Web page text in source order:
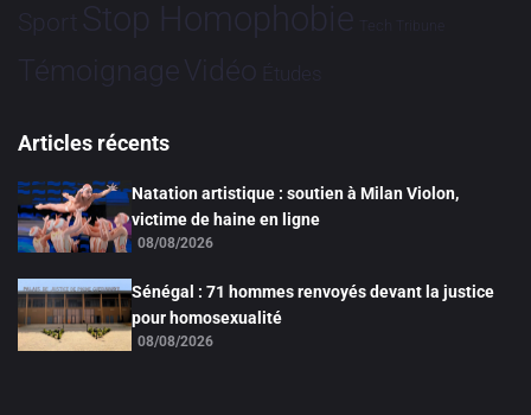
Sport Stop Homophobie Tech Tribune
TémoignageVidéo Études
Articles récents
Natation artistique : soutien à Milan Violon,
victime de haine en ligne
08/08/2026
Sénégal : 71 hommes renvoyés devant la justice
pour homosexualité
08/08/2026